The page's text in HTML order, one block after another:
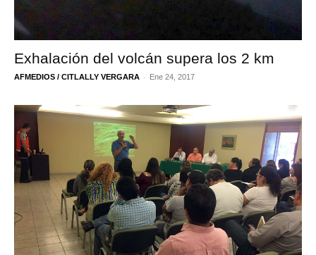
Exhalación del volcán supera los 2 km
AFMEDIOS / CITLALLY VERGARA - Ene 24, 2017